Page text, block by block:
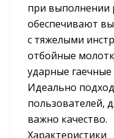
при выполнении
обеспечивают
с тяжелыми
отбойные
ударные
Идеально
пользователей,
важно качество.
Характеристики